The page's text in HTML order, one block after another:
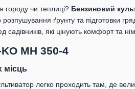
городу чи теплиці? Бензиновий
ґрунту та підготовки
які цінують комфорт та
MH 350-4
місць
легко проходить там, де